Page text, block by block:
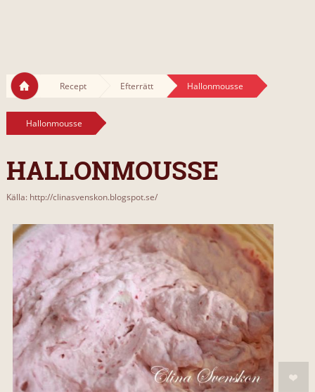
Recept Efterrätt Hallonmousse
Hallonmousse
HALLONMOUSSE
Källa: http://clinasvenskon.blogspot.se/